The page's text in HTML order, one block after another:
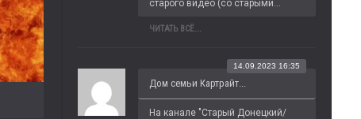
старого видео (со старыми...
ЧИТАТЬ ВСЁ...
Дом семьи Картрайт...
14.09.2023 16:35
На канале "Старый Донецкий/